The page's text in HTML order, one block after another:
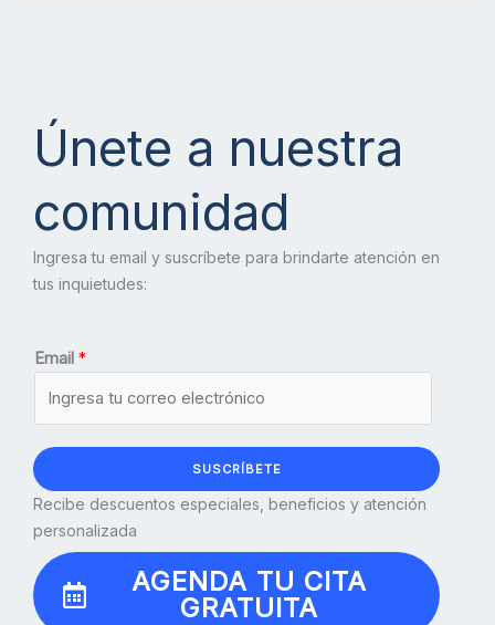
Únete a nuestra
comunidad
Ingresa tu email y suscríbete para brindarte atención en
tus inquietudes:
Email *
SUSCRÍBETE
Recibe descuentos especiales, beneficios y atención
personalizada
AGENDA TU CITA
GRATUITA